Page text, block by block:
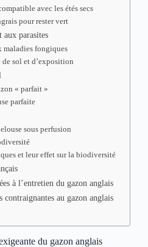
avec les étés secs
pour rester vert
aux parasites
maladies fongiques
sol et d’exposition
« parfait »
parfaite
sous perfusion
et leur effet sur la biodiversité
à l’entretien du gazon anglais
au gazon anglais
du gazon anglais